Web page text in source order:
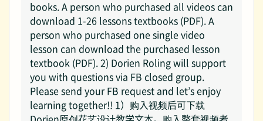
books. A person who purchased all videos can
download 1-26 lessons textbooks (PDF). A
person who purchased one single video
lesson can download the purchased lesson
textbook (PDF). 2) Dorien Roling will support
you with questions via FB closed group.
Please send your FB request and let’s enjoy
learning together!! 1）购入视频后可下载